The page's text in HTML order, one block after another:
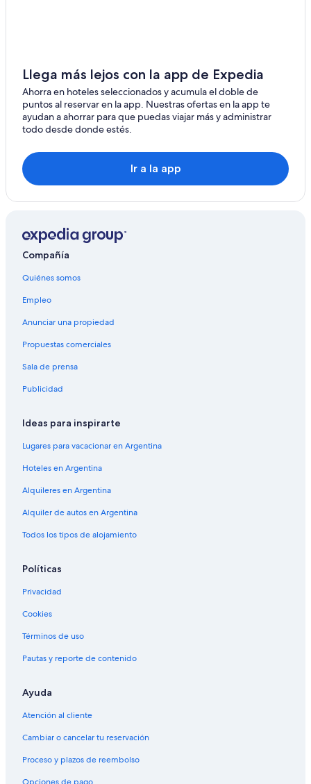
Llega más lejos con la app de Expedia
Ahorra en hoteles seleccionados y acumula el doble de
puntos al reservar en la app. Nuestras ofertas en la app te
ayudan a ahorrar para que puedas viajar más y administrar
todo desde donde estés.
Ir a la app
Compañía
Quiénes somos
Empleo
Anunciar una propiedad
Propuestas comerciales
Sala de prensa
Publicidad
Ideas para inspirarte
Lugares para vacacionar en Argentina
Hoteles en Argentina
Alquileres en Argentina
Alquiler de autos en Argentina
Todos los tipos de alojamiento
Políticas
Privacidad
Cookies
Términos de uso
Pautas y reporte de contenido
Ayuda
Atención al cliente
Cambiar o cancelar tu reservación
Proceso y plazos de reembolso